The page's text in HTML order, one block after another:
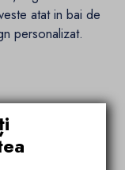
atat in bai de
personalizat.